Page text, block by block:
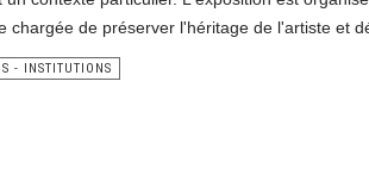
chargée de préserver l'héritage de l'artiste et
- INSTITUTIONS